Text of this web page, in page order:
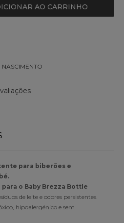
AO CARRINHO
para biberões e
o Baby Brezza Bottle
de leite e odores persistentes.
hipoalergénico e sem